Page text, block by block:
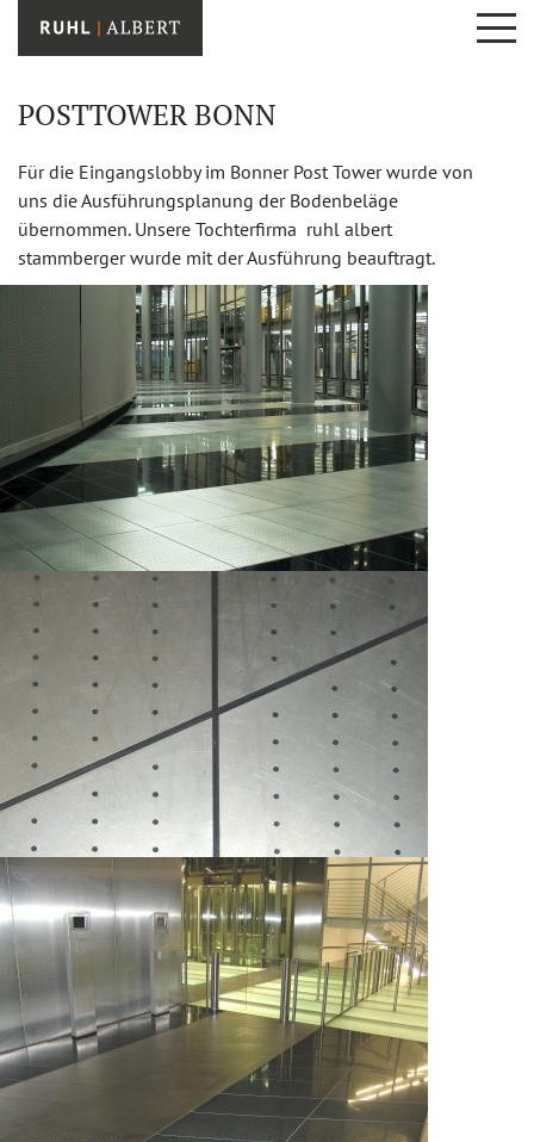
POSTTOWER BONN
Für die Eingangslobby im Bonner Post Tower wurde von
uns die Ausführungsplanung der Bodenbeläge
übernommen. Unsere Tochterfirma ruhl albert
stammberger wurde mit der Ausführung beauftragt.